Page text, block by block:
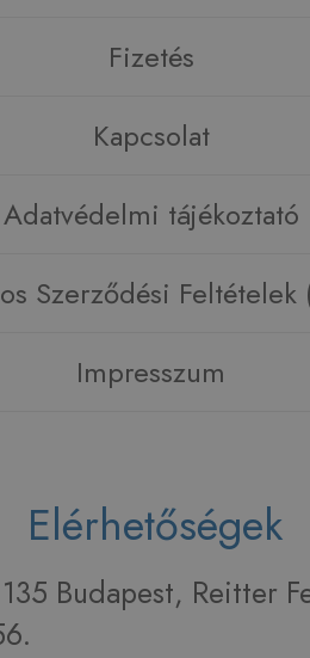
Fizetés
Kapcsolat
Adatvédelmi tájékoztató
Szerződési Feltételek
Impresszum
Elérhetőségek
Budapest, Reitter